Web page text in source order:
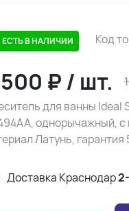
ЕСТЬ В НАЛИЧИИ Код
₽ / шт.
для ванны Ideal
однорычажный,
Латунь, гарантия
Доставка Краснодар